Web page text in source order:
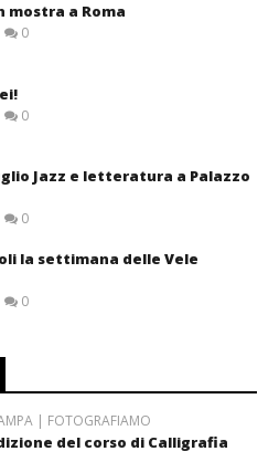
mostra a Roma
0
0
Jazz e letteratura a Palazzo
0
la settimana delle Vele
0
| FOTOGRAFIAMO
del corso di Calligrafia